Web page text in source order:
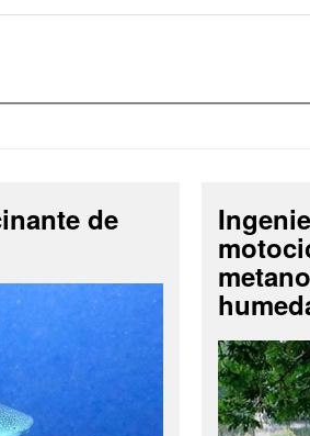
de